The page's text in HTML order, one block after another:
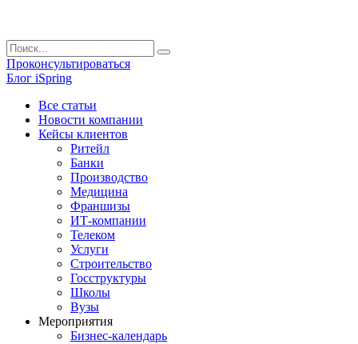
Проконсультироваться
Блог iSpring
Все статьи
Новости компании
Кейсы клиентов
Ритейл
Банки
Производство
Медицина
Франшизы
ИТ-компании
Телеком
Услуги
Строительство
Госструктуры
Школы
Вузы
Мероприятия
Бизнес-календарь